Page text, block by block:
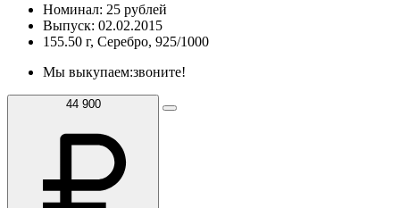
Номинал: 25 рублей
Выпуск: 02.02.2015
155.50 г, Серебро, 925/1000
Мы выкупаем:звоните!
44 900